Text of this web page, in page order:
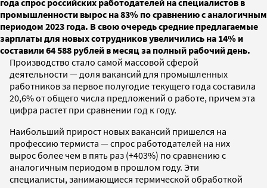
промышленности вырос на 83% по сравнению с аналогичным
периодом 2023 года. В свою очередь средние предлагаемые
зарплаты для новых сотрудников увеличились на 14% и
составили 64 588 рублей в месяц за полный рабочий день.
Производство стало самой массовой сферой
деятельности — доля вакансий для промышленных
работников за первое полугодие текущего года составила
20,6% от общего числа предложений о работе, причем эта
цифра растет при сравнении год к году.
Наибольший прирост новых вакансий пришелся на
профессию термиста — спрос работодателей на них
вырос более чем в пять раз (+403%) по сравнению с
аналогичным периодом в прошлом году. Эти
специалисты, занимающиеся термической обработкой